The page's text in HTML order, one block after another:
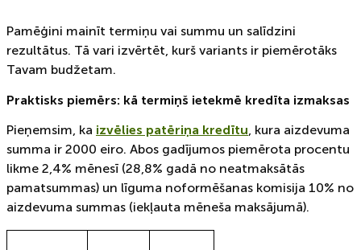
Pamēģini mainīt termiņu vai summu un salīdzini
rezultātus. Tā vari izvērtēt, kurš variants ir piemērotāks
Tavam budžetam.
Praktisks piemērs: kā termiņš ietekmē kredīta izmaksas
Pieņemsim, ka izvēlies patēriņa kredītu, kura aizdevuma
summa ir 2000 eiro. Abos gadījumos piemērota procentu
likme 2,4% mēnesī (28,8% gadā no neatmaksātās
pamatsummas) un līguma noformēšanas komisija 10% no
aizdevuma summas (iekļauta mēneša maksājumā).